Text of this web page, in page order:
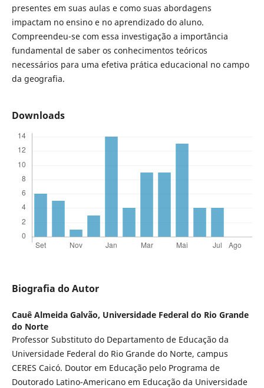
presentes em suas aulas e como suas abordagens
impactam no ensino e no aprendizado do aluno.
Compreendeu-se com essa investigação a importância
fundamental de saber os conhecimentos teóricos
necessários para uma efetiva prática educacional no campo
da geografia.
Downloads
Biografia do Autor
Cauê Almeida Galvão, Universidade Federal do Rio Grande
do Norte
Professor Substituto do Departamento de Educação da
Universidade Federal do Rio Grande do Norte, campus
CERES Caicó. Doutor em Educação pelo Programa de
Doutorado Latino-Americano em Educação da Universidade